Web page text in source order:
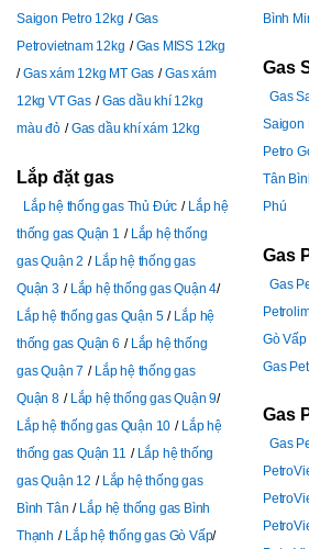
Saigon Petro 12kg
Gas
Petrovietnam 12kg
Gas MISS 12kg
Gas xám 12kg MT Gas
Gas xám
12kg VT Gas
Gas dầu khí 12kg
màu đỏ
Gas dầu khí xám 12kg
Lắp đặt gas
Lắp hệ thống gas Thủ Đức
Lắp hệ
thống gas Quận 1
Lắp hệ thống
gas Quận 2
Lắp hệ thống gas
Quận 3
Lắp hệ thống gas Quận 4
Lắp hệ thống gas Quận 5
Lắp hệ
thống gas Quận 6
Lắp hệ thống
gas Quận 7
Lắp hệ thống gas
Quận 8
Lắp hệ thống gas Quận 9
Lắp hệ thống gas Quận 10
Lắp hệ
thống gas Quận 11
Lắp hệ thống
gas Quận 12
Lắp hệ thống gas
Bình Tân
Lắp hệ thống gas Bình
Thạnh
Lắp hệ thống gas Gò Vấp
Bình
Gas
Gas
Saigon
Petro
Tân
Phú
Gas
Gas
Gò Vấp
Gas
Gas
Gas